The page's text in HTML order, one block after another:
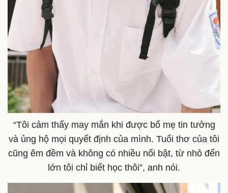
Sức khỏe
Dinh dưỡng - món ngon
Cây thuốc
Sản phụ khoa
Nhi khoa
Phòng mạch online
Đời sống
Nhà đẹp
Blog
“Tôi cảm thấy may mắn khi được bố mẹ tin tưởng
và ủng hộ mọi quyết định của mình. Tuổi thơ của tôi
cũng êm đềm và không có nhiều nổi bật, từ nhỏ đến
lớn tôi chỉ biết học thôi”, anh nói.